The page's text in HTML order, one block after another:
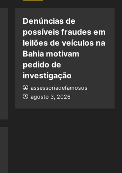
Denúncias de
possíveis fraudes em
leilões de veículos na
Bahia motivam
pedido de
investigação
assessoriadefamosos
agosto 3, 2026